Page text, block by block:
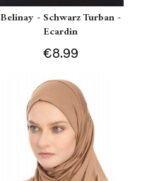
Belinay - Schwarz Turban -
Ecardin
€8.99